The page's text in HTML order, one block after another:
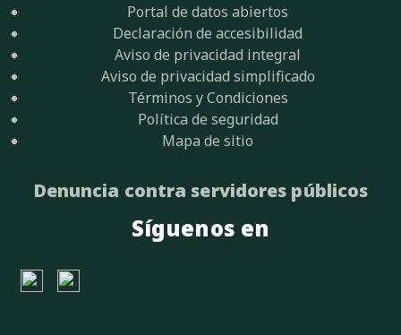
Portal de datos abiertos
Declaración de accesibilidad
Aviso de privacidad integral
Aviso de privacidad simplificado
Términos y Condiciones
Política de seguridad
Mapa de sitio
Denuncia contra servidores públicos
Síguenos en